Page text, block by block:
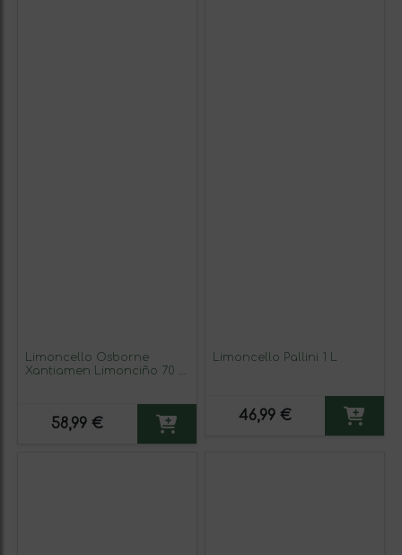
Limoncello Osborne
Xantiamen Limonciño 70 cl
58,99 €
Limoncello Pallini 1 L
46,99 €